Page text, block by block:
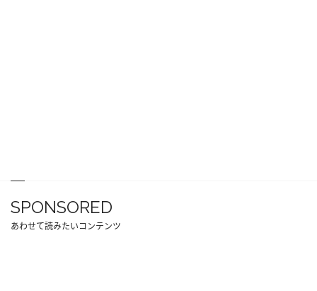
SPONSORED
あわせて読みたいコンテンツ